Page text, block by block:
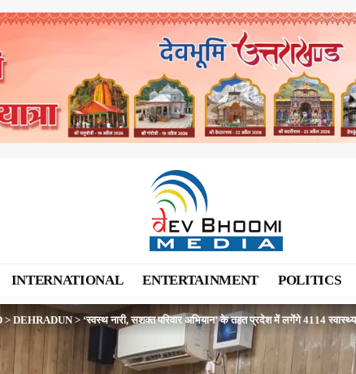
INTERNATIONAL ENTERTAINMENT POLITICS
>DEHRADUN> ‘स्वस्थ नारी, सशक्त परिवार अभियान’ के तहत प्रदेश में लगेंगे 4114 स्वास्थ्य